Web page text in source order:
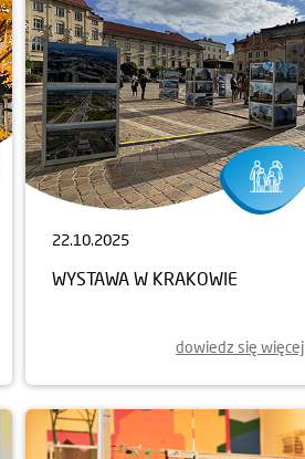
22.10.2025
WYSTAWA W KRAKOWIE
dowiedz się więcej